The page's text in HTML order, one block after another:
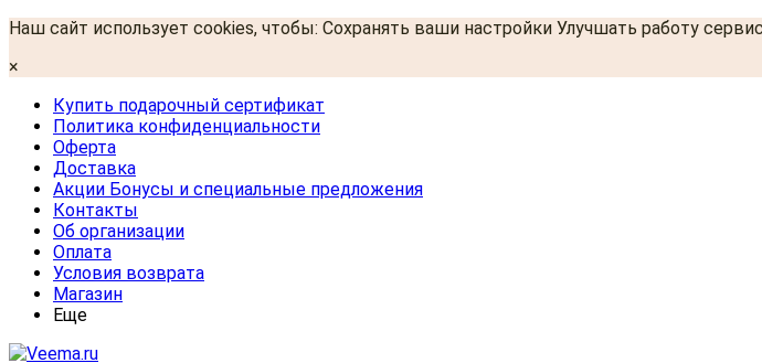
Наш сайт использует cookies, чтобы: Сохранять ваши настройки Улучшать работу
×
Купить подарочный сертификат
Политика конфиденциальности
Оферта
Доставка
Акции Бонусы и специальные предложения
Контакты
Об организации
Оплата
Условия возврата
Магазин
Еще